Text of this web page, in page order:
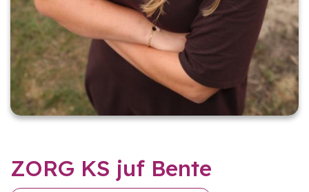
ZORG KS juf Bente